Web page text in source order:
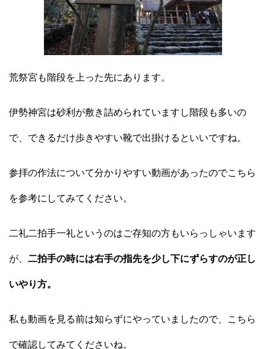
荒祭宮も階段を上った先にあります。
伊勢神宮は砂利が敷き詰められていますし階段も多いの
で、できるだけ歩きやすい靴で出掛けるといいですね。
参拝の作法について分かりやすい動画があったのでこちら
を参考にしてみてください。
二礼二拍手一礼というのはご存知の方もいらっしゃいます
が、 二拍手の時には右手の指先を少し下にずらすのが正し
いやり方。
私も動画を見る前は知らずにやっていましたので、こちら
で確認してみてくださいね。